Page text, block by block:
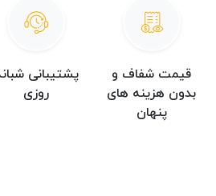
قیمت شفاف و
بدون هزینه های
پنهان
پشتیبانی
روزی